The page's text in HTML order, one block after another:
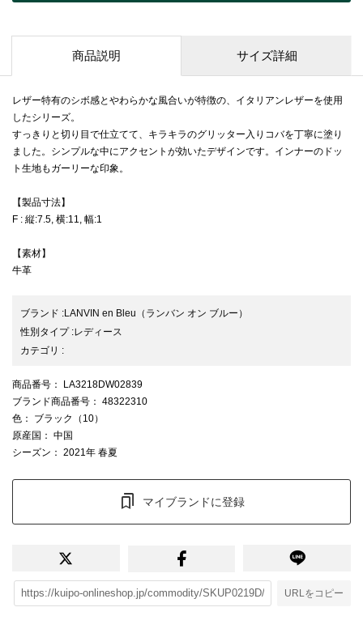
商品説明 サイズ詳細
レザー特有のシボ感とやわらかな風合いが特徴の、イタリアンレザーを使用
したシリーズ。
すっきりと切り目で仕立てて、キラキラのグリッター入りコバを丁寧に塗り
ました。シンプルな中にアクセントが効いたデザインです。インナーのドッ
ト生地もガーリーな印象。
【製品寸法】
F : 縦:7.5, 横:11, 幅:1
【素材】
牛革
ブランド :LANVIN en Bleu （ランバン オン ブルー）
性別タイプ:レディース
カテゴリ :
商品番号 ： LA3218DW02839
ブランド商品番号 ： 48322310
色 ： ブラック（10）
原産国 ： 中国
シーズン ： 2021年 春夏
マイブランドに登録
URLをコピー